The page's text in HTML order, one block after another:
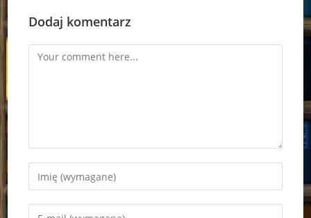
Dodaj komentarz
Comment
Enter
your
name
Enter